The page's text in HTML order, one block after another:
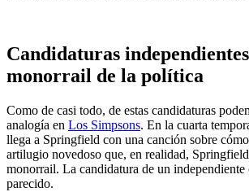
Candidaturas
monorrail de la política
Como de casi todo, de estas candidaturas
analogía en Los Simpsons. En la cuarta
llega a Springfield con una canción sobre
artilugio novedoso que, en realidad,
monorrail. La candidatura de un independiente
parecido.